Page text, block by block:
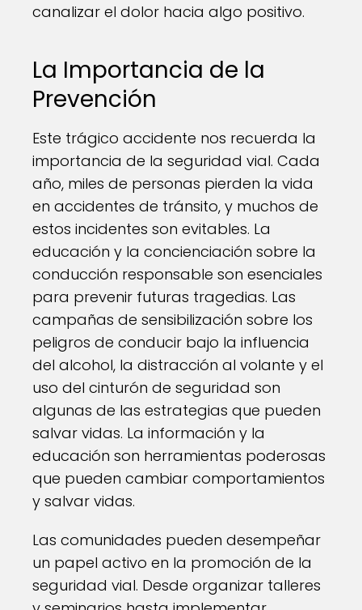
canalizar el dolor hacia algo positivo.
La Importancia de la
Prevención
Este trágico accidente nos recuerda la
importancia de la seguridad vial. Cada
año, miles de personas pierden la vida
en accidentes de tránsito, y muchos de
estos incidentes son evitables. La
educación y la concienciación sobre la
conducción responsable son esenciales
para prevenir futuras tragedias. Las
campañas de sensibilización sobre los
peligros de conducir bajo la influencia
del alcohol, la distracción al volante y el
uso del cinturón de seguridad son
algunas de las estrategias que pueden
salvar vidas. La información y la
educación son herramientas poderosas
que pueden cambiar comportamientos
y salvar vidas.
Las comunidades pueden desempeñar
un papel activo en la promoción de la
seguridad vial. Desde organizar talleres